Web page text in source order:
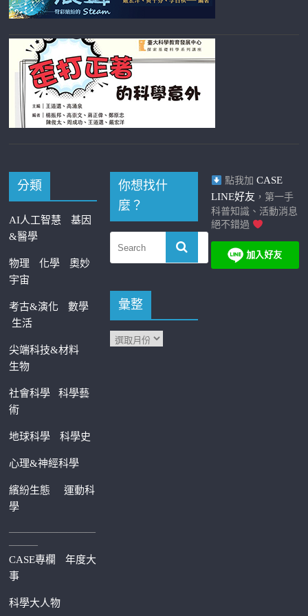
分類
AI人工智慧
基因
&醫學
物理 化學
奧妙
宇宙
考古&演化
數學
生活
尖端科技&材料
生物
社會科學科學藝
術
地球科學 科學史
心理&神經科學
繽紛生態運動科
學
—————————
———
CASE專欄
年度大
事
科學大人物
你想找什
麼？
彙整
點我加 CASE
LINE好友 ，第一手
科普知識、活動消息
絕不錯過